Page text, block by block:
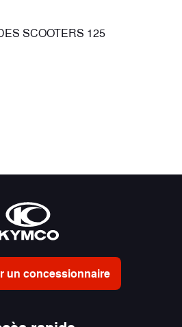
SCOOTERS 125
un concessionnaire